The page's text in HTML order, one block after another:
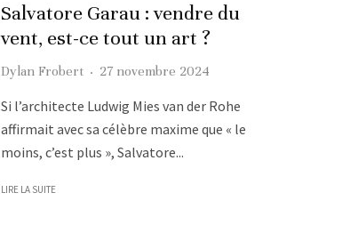
Salvatore Garau : vendre du
vent, est-ce tout un art ?
Dylan Frobert · 27 novembre 2024
Si l’architecte Ludwig Mies van der Rohe
affirmait avec sa célèbre maxime que « le
moins, c’est plus », Salvatore...
LIRE LA SUITE